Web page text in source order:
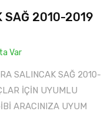
SAĞ 2010-2019
Var
SALINCAK SAĞ 2010-
İÇİN UYUMLU
ARACINIZA UYUM